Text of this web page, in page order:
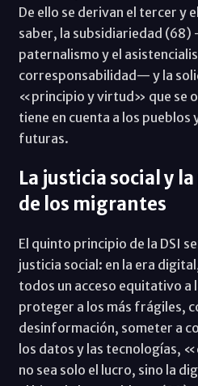
De ello se derivan el tercer y
saber, la subsidiariedad
paternalismo y el
corresponsabilidad— y la
«principio y virtud» que se
tiene en cuenta a los pueblos
futuras.
La justicia social y
de los migrantes
El quinto principio de la DSI
justicia social: en la era
todos un acceso equitativo a
proteger a los más frágiles,
desinformación, someter a
los datos y las tecnologías,
no sea solo el lucro, sino la